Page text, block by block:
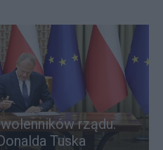
rządu.
Tuska